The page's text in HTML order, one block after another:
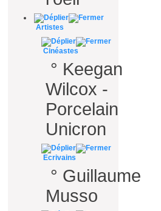
Artistes
Cinéastes
° Keegan
Wilcox -
Porcelain
Unicron
Ecrivains
° Guillaume
Musso